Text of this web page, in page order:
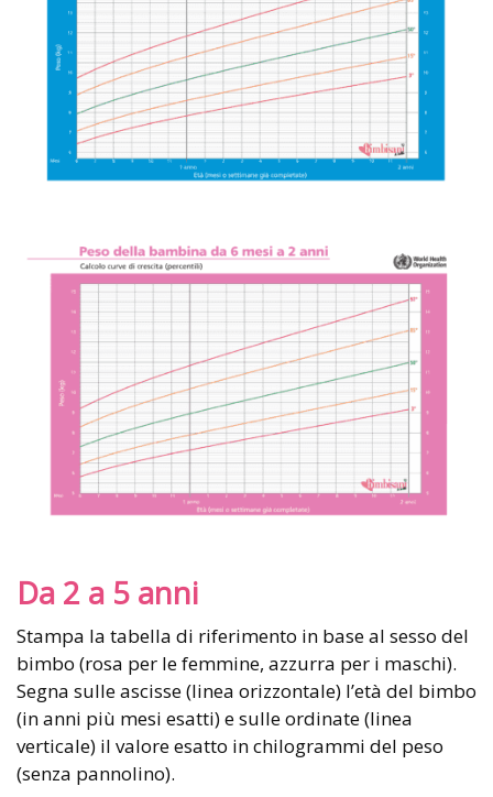
Da 2 a 5 anni
Stampa la tabella di riferimento in base al sesso del
bimbo (rosa per le femmine, azzurra per i maschi).
Segna sulle ascisse (linea orizzontale) l’età del bimbo
(in anni più mesi esatti) e sulle ordinate (linea
verticale) il valore esatto in chilogrammi del peso
(senza pannolino).